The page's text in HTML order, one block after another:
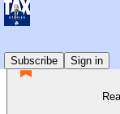
Subscribe
Sign in